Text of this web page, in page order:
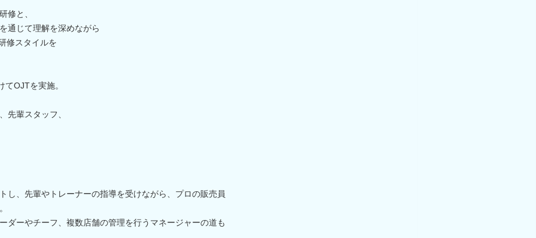
修と、
通じて理解を深めながら
修スタイルを
てOJTを実施。
先輩スタッフ、
し、先輩やトレーナーの指導を受けながら、プロの販売員
ダーやチーフ、複数店舗の管理を行うマネージャーの道も